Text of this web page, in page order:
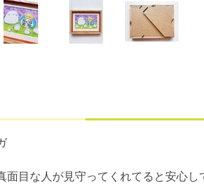
面目な人が見守ってくれてると安心し